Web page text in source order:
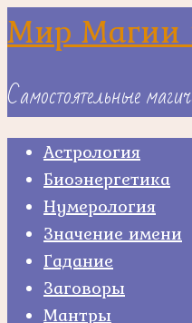
Skip
to
Мир Магии
Самостоятельные
Астрология
Биоэнергетика
Нумерология
Значение имени
Гадание
Заговоры
Мантры